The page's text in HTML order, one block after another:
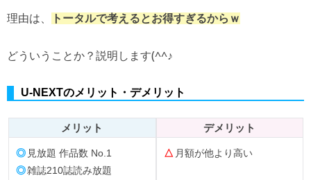
理由は、 トータルで考えるとお得すぎるからｗ
どういうことか？説明します(^^♪
U-NEXTのメリット・デメリット
メリット デメリット
◎ 見放題 作品数 No.1
◎雑誌210誌読み放題
△ 月額が他より高い